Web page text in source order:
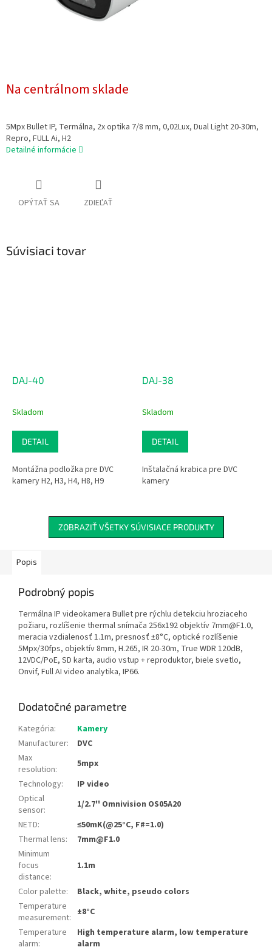
Na centrálnom sklade
5Mpx Bullet IP, Termálna, 2x optika 7/8 mm, 0,02Lux, Dual Light 20-30m,
Repro, FULL Ai, H2
Detailné informácie
OPÝTAŤ SA ZDIEĽAŤ
Súvisiaci tovar
DAJ-40
Skladom
DETAIL
Montážna podložka pre DVC
kamery H2, H3, H4, H8, H9
DAJ-38
Skladom
DETAIL
Inštalačná krabica pre DVC
kamery
ZOBRAZIŤ VŠETKY SÚVISIACE PRODUKTY
Popis
Podrobný popis
Termálna IP videokamera Bullet pre rýchlu detekciu hroziaceho
požiaru, rozlíšenie thermal snímača 256x192 objektív 7mm@F1.0,
meracia vzdialenosť 1.1m, presnosť ±8°C, optické rozlíšenie
5Mpx/30fps, objektív 8mm, H.265, IR 20-30m, True WDR 120dB,
12VDC/PoE, SD karta, audio vstup + reproduktor, biele svetlo,
Onvif, Full AI video analytika, IP66.
Dodatočné parametre
Kategória:
Kamery
Manufacturer:
DVC
Max
resolution:
5mpx
Technology:
IP video
Optical
sensor:
1/2.7'' Omnivision OS05A20
NETD:
≤50mK(@25°C, F#=1.0)
Thermal lens:
7mm@F1.0
Minimum
focus
distance:
1.1m
Color palette:
Black, white, pseudo colors
Temperature
measurement: ±8°C
Temperature
alarm:
High temperature alarm, low temperature
alarm